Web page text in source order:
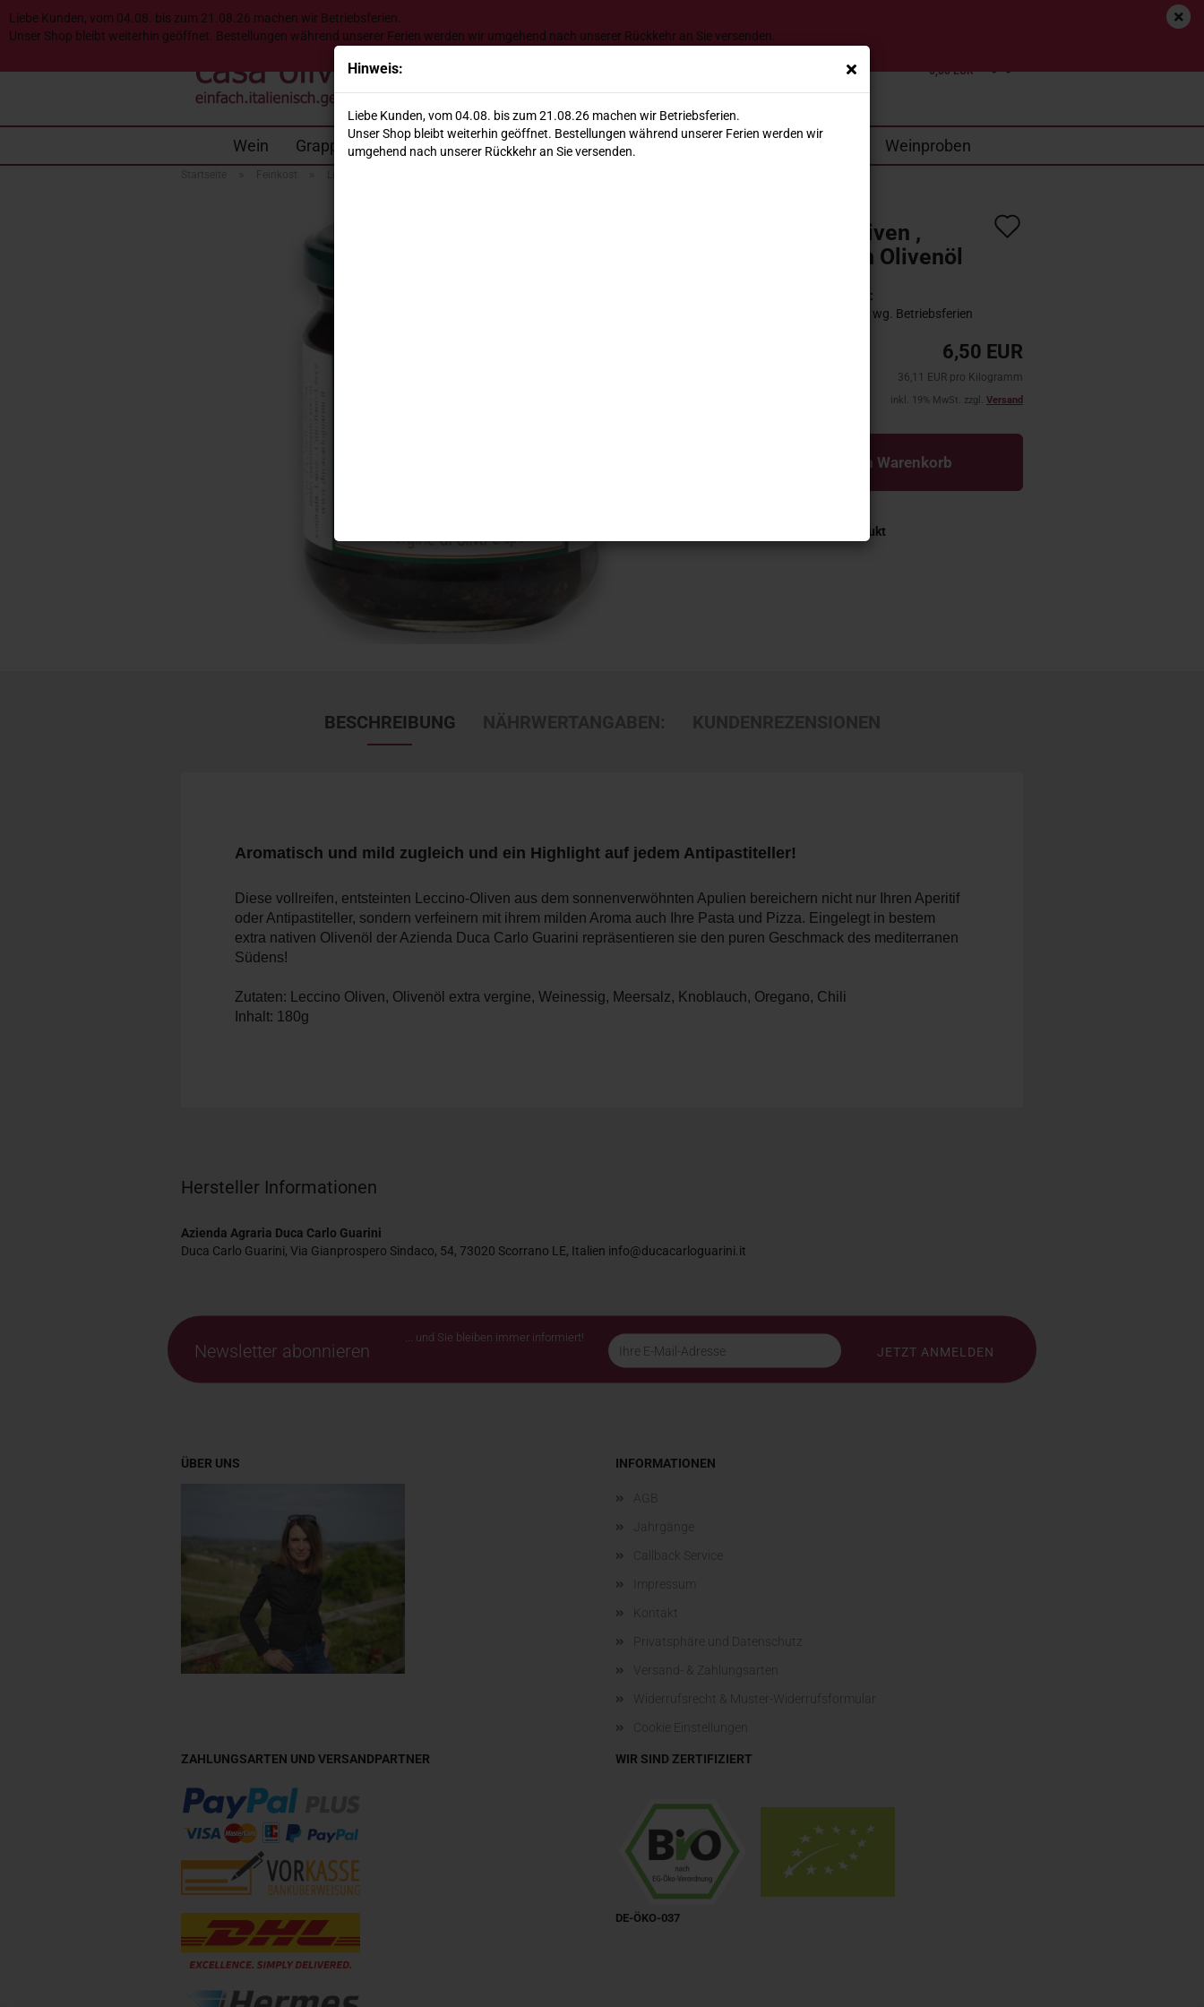
Hinweis:
Liebe Kunden, vom 04.08. bis zum 21.08.26 machen wir Betriebsferien.
Unser Shop bleibt weiterhin geöffnet. Bestellungen während unserer Ferien werden wir
umgehend nach unserer Rückkehr an Sie versenden.
E-Mail
0,00 EUR
Liebe Kunden, vom 04.08. bis zum 21.08.26 machen wir Betriebsferien.
Unser Shop bleibt weiterhin geöffnet. Bestellungen während unserer Ferien werden wir umgehend nach unserer Rückkehr an Sie versenden.
Wein Grappa & Destillate Feinkost Bio Winzer & Co. Weinproben
Leccino Oliven ,
entsteint in Olivenöl
Lieferzeit:
13 Tage wg. Betriebsferien
6,50 EUR
36,11 EUR pro Kilogramm
inkl. 19% MwSt. zzgl. Versand
In den Warenkorb
Frage zum Produkt
BESCHREIBUNG
Aromatisch und mild zugleich und ein Highlight auf jedem Antipastiteller!
Diese vollreifen, entsteinten Leccino-Oliven aus dem sonnenverwöhnten Apulien bereichern nicht nur Ihren Aperitif
oder Antipastiteller, sondern verfeinern mit ihrem milden Aroma auch Ihre Pasta und Pizza. Eingelegt in bestem
extra nativen Olivenöl der Azienda Duca Carlo Guarini repräsentieren sie den puren Geschmack des mediterranen
Südens!
Zutaten: Leccino Oliven, Olivenöl extra vergine, Weinessig, Meersalz, Knoblauch, Oregano, Chili
Inhalt: 180g
Hersteller Informationen
Azienda Agraria Duca Carlo Guarini
Duca Carlo Guarini, Via Gianprospero Sindaco, 54, 73020 Scorrano LE, Italien info@ducacarloguarini.it
Newsletter abonnieren
... und Sie bleiben immer informiert!
ÜBER UNS INFORMATIONEN
AGB
Jahrgänge
Callback Service
Impressum
Kontakt
Privatsphäre und Datenschutz
Versand- & Zahlungsarten
Widerrufsrecht & Muster-Widerrufsformular
Cookie Einstellungen
ZAHLUNGSARTEN UND VERSANDPARTNER WIR SIND ZERTIFIZIERT
DE-ÖKO-037